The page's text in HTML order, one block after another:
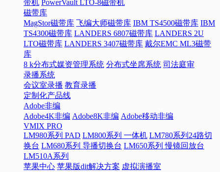
带机 PowerVault LTO-8磁带机
磁带库
MagStor磁带库 飞编大师磁带库 IBM TS4500磁带库 IBM
TS4300磁带库 LANDERS 6807磁带库 LANDERS 2U
LTO磁带库 LANDERS 3407磁带库 戴尔EMC ML3磁带
库
8 k分布式媒资管理系统 分布式坐席系统 司法庭审
录播系统
会议室录播 教育录播
定制化产品线
Adobe非编
Adobe4K非编 Adobe8K非编 Adobe移动非编
VMIX PRO
LM980系列 PAD LM800系列 一体机 LM780系列24路切
换台 LM680系列 导播切换台 LM650系列 慢镜回放台
LM510A系列
苹果中心 苹果版dit解决方案 虚拟演播室